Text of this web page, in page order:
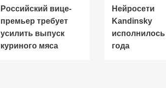
Российский вице-
премьер требует
усилить выпуск
куриного мяса
Нейросети
Kandinsky
года